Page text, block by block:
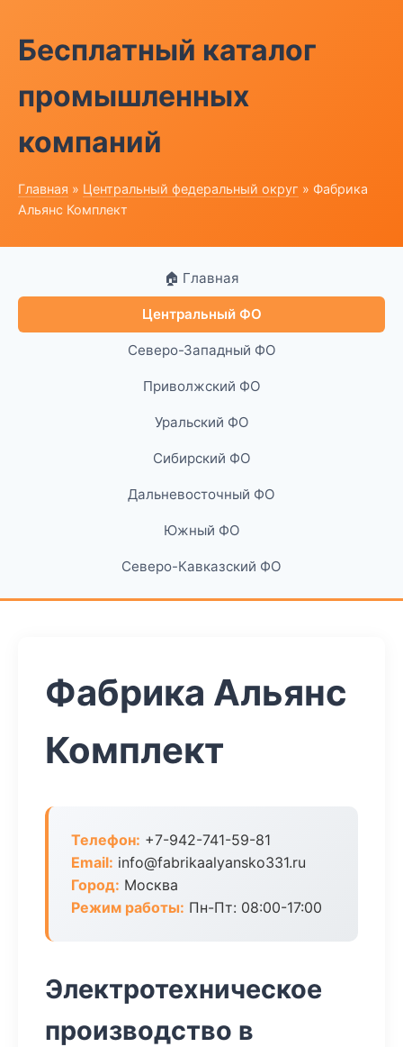
Бесплатный каталог
промышленных
компаний
Главная » Центральный федеральный округ » Фабрика
Альянс Комплект
🏠 Главная
Центральный ФО
Северо-Западный ФО
Приволжский ФО
Уральский ФО
Сибирский ФО
Дальневосточный ФО
Южный ФО
Северо-Кавказский ФО
Фабрика Альянс
Комплект
Телефон: +7-942-741-59-81
Email: info@fabrikaalyansko331.ru
Город: Москва
Режим работы: Пн-Пт: 08:00-17:00
Электротехническое
производство в